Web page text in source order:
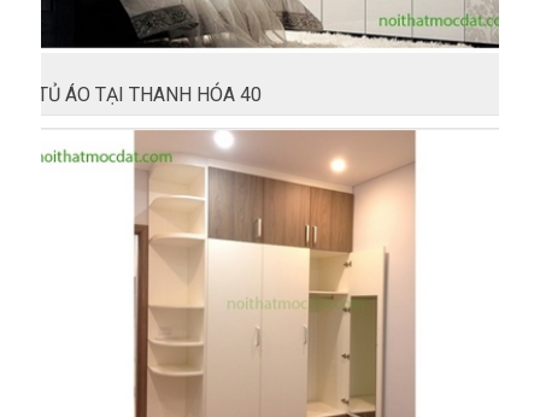
TỦ ÁO TẠI THANH HÓA 40